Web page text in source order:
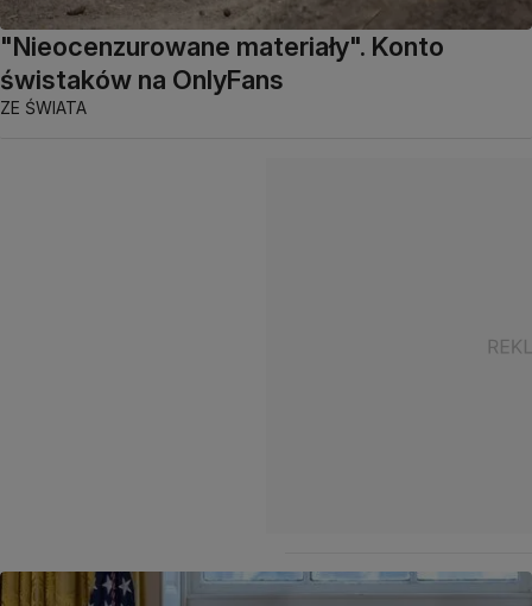
"Nieocenzurowane materiały". Konto
świstaków na OnlyFans
ZE ŚWIATA